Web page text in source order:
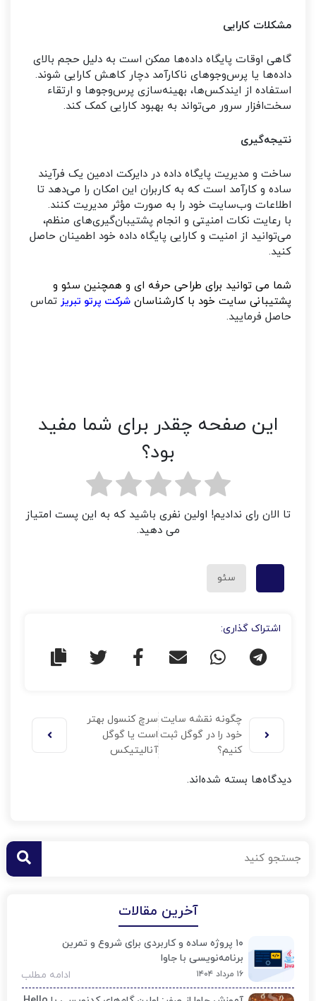
آخرین مقالات
۱۰ پروژه ساده و کاربردی برای شروع و تمرین
برنامه‌نویسی با جاوا
۱۶ مرداد ۱۴۰۴
ادامه مطلب
مشکلات کارایی
گاهی اوقات پایگاه داده‌ها ممکن است به دلیل حجم بالای
داده‌ها یا پرس‌وجوهای ناکارآمد دچار کاهش کارایی شوند.
استفاده از ایندکس‌ها، بهینه‌سازی پرس‌وجوها و ارتقاء
سخت‌افزار سرور می‌تواند به بهبود کارایی کمک کند.
نتیجه‌گیری
ساخت و مدیریت پایگاه داده در دایرکت ادمین یک فرآیند
ساده و کارآمد است که به کاربران این امکان را می‌دهد تا
اطلاعات وب‌سایت خود را به صورت مؤثر مدیریت کنند.
با رعایت نکات امنیتی و انجام پشتیبان‌گیری‌های منظم،
می‌توانید از امنیت و کارایی پایگاه داده خود اطمینان حاصل
کنید.
شما می توانید برای طراحی حرفه ای و همچنین سئو و
پشتیبانی سایت خود با کارشناسان شرکت پرتو تبریز تماس
حاصل فرمایید.
این صفحه چقدر برای شما مفید
بود؟
تا الان رای ندادیم! اولین نفری باشید که به این پست امتیاز
می دهید.
سئو
اشتراک گذاری:
چگونه نقشه سایت
خود را در گوگل ثبت
کنیم؟
سرچ کنسول بهتر
است یا گوگل
آنالیتیکس
دیدگاه‌ها بسته شده‌اند.